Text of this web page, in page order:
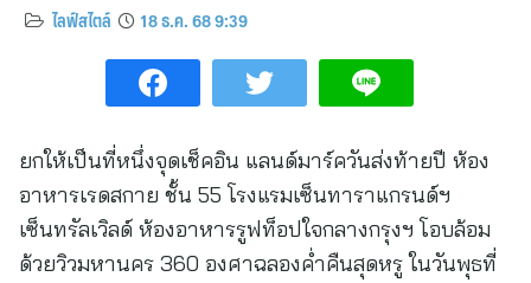
ไลฟ์สไตล์ 18 ธ.ค. 68 9:39
ยกให้เป็นที่หนึ่งจุดเช็คอิน แลนด์มาร์ควันส่งท้ายปี ห้อง
อาหารเรดสกาย ชั้น 55 โรงแรมเซ็นทาราแกรนด์ฯ
เซ็นทรัลเวิลด์ ห้องอาหารรูฟท็อปใจกลางกรุงฯ โอบล้อม
ด้วยวิวมหานคร 360 องศาฉลองค่ำคืนสุดหรู ในวันพุธที่